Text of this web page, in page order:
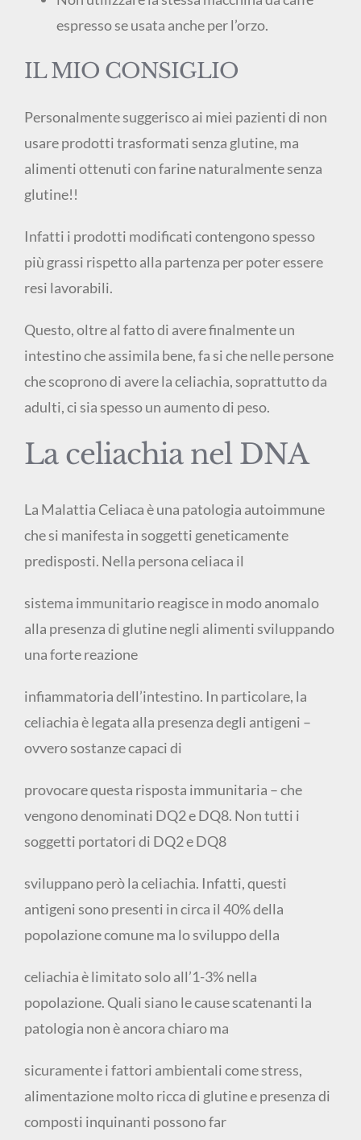
espresso se usata anche per l’orzo.
IL MIO CONSIGLIO
Personalmente suggerisco ai miei pazienti di non
usare prodotti trasformati senza glutine, ma
alimenti ottenuti con farine naturalmente senza
glutine!!
Infatti i prodotti modificati contengono spesso
più grassi rispetto alla partenza per poter essere
resi lavorabili.
Questo, oltre al fatto di avere finalmente un
intestino che assimila bene, fa si che nelle persone
che scoprono di avere la celiachia, soprattutto da
adulti, ci sia spesso un aumento di peso.
La celiachia nel DNA
La Malattia Celiaca è una patologia autoimmune
che si manifesta in soggetti geneticamente
predisposti. Nella persona celiaca il
sistema immunitario reagisce in modo anomalo
alla presenza di glutine negli alimenti sviluppando
una forte reazione
infiammatoria dell’intestino. In particolare, la
celiachia è legata alla presenza degli antigeni –
ovvero sostanze capaci di
provocare questa risposta immunitaria – che
vengono denominati DQ2 e DQ8. Non tutti i
soggetti portatori di DQ2 e DQ8
sviluppano però la celiachia. Infatti, questi
antigeni sono presenti in circa il 40% della
popolazione comune ma lo sviluppo della
celiachia è limitato solo all’1-3% nella
popolazione. Quali siano le cause scatenanti la
patologia non è ancora chiaro ma
sicuramente i fattori ambientali come stress,
alimentazione molto ricca di glutine e presenza di
composti inquinanti possono far